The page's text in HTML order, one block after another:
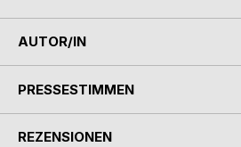
AUTOR/IN
PRESSESTIMMEN
REZENSIONEN